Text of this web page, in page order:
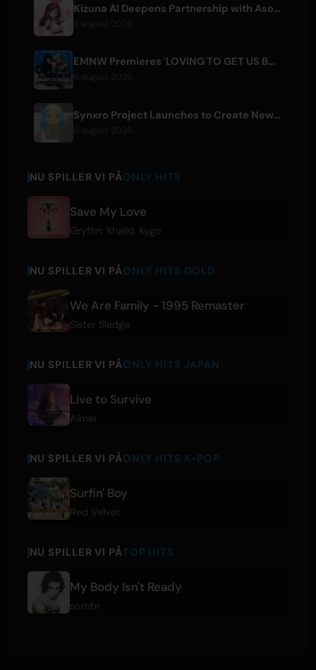
Kizuna AI Deepens Partnership with Asobisystem Ahead of 10th Anniversary World Tour
EMNW Premieres 'LOVING TO GET US BY' Music Video on August 7
Synxro Project Launches to Create New IP from Fictional Anime Openings
NU SPILLER VI PÅONLY HITS
Save My Love
Gryffin Khalid Kygo
NU SPILLER VI PÅONLY HITS GOLD
We Are Family - 1995 Remaster
Sister Sledge
NU SPILLER VI PÅONLY HITS JAPAN
Live to Survive
Aimer
NU SPILLER VI PÅONLY HITS K-POP
Surfin' Boy
Red Velvet
NU SPILLER VI PÅTOP HITS
My Body Isn't Ready
sombr